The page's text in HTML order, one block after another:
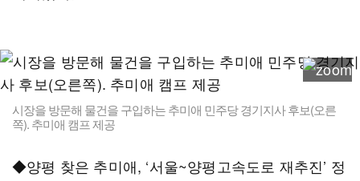
시장을 방문해 물건을 구입하는 추미애 민주당 경기지사 후보(오른
쪽). 추미애 캠프 제공
◆양평 찾은 추미애, ‘서울~양평고속도로 재추진’ 정